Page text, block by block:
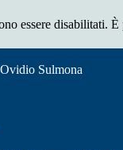
essere disabilitati.
Sulmona